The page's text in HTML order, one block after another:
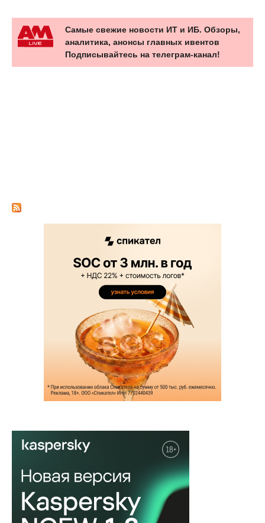
Самые свежие новости ИТ и ИБ. Обзоры,
аналитика, анонсы главных ивентов
Подписывайтесь на телеграм-канал!